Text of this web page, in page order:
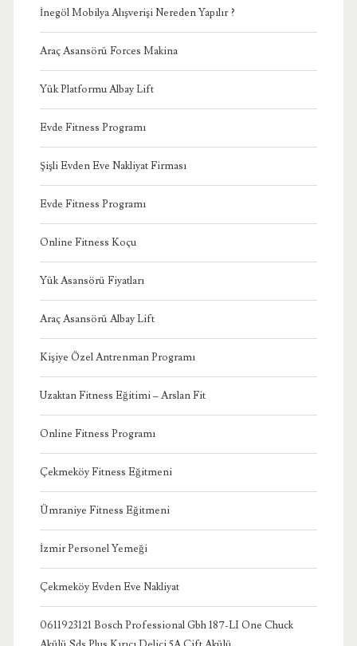
İnegöl Mobilya Alışverişi Nereden Yapılır ?
Araç Asansörü Forces Makina
Yük Platformu Albay Lift
Evde Fitness Programı
Şişli Evden Eve Nakliyat Firması
Evde Fitness Programı
Online Fitness Koçu
Yük Asansörü Fiyatları
Araç Asansörü Albay Lift
Kişiye Özel Antrenman Programı
Uzaktan Fitness Eğitimi – Arslan Fit
Online Fitness Programı
Çekmeköy Fitness Eğitmeni
Ümraniye Fitness Eğitmeni
İzmir Personel Yemeği
Çekmeköy Evden Eve Nakliyat
0611923121 Bosch Professional Gbh 187-LI One Chuck